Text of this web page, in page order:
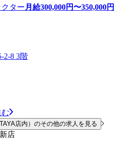
ター 月給300,000円〜350,000円
2-8 3階
店内）のその他の求人を見る
店